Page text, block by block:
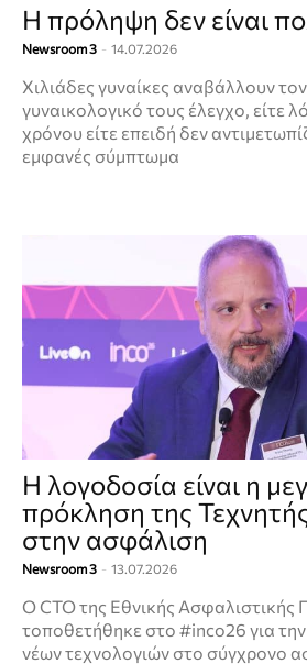
Η πρόληψη δεν είναι
Newsroom 3 - 14.07.2026
Χιλιάδες γυναίκες αναβάλλουν
γυναικολογικό τους έλεγχο, είτε
χρόνου είτε επειδή δεν
εμφανές σύμπτωμα
Η λογοδοσία είναι η
πρόκληση της
στην ασφάλιση
Newsroom 3 - 13.07.2026
Ο CTO της Εθνικής Ασφαλιστικής
τοποθετήθηκε στο #inco26 για
νέων τεχνολογιών στο σύγχρονο